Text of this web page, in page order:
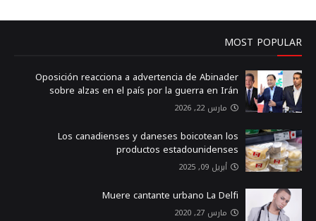
MOST POPULAR
Oposición reacciona a advertencia de Abinader
sobre alzas en el país por la guerra en Irán
مارس 22, 2026
Los canadienses y daneses boicotean los
productos estadounidenses
أبريل 09, 2025
Muere cantante urbano La Delfi
مارس 27, 2020